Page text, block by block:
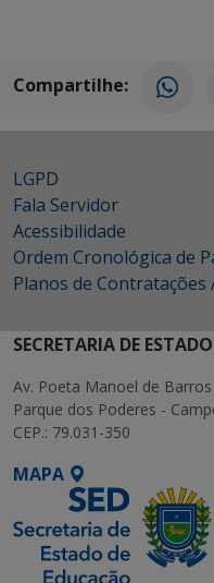
Compartilhe:
LGPD
Fala Servidor
Acessibilidade
Ordem Cronológica de
Planos de Contratações
SECRETARIA DE
Av. Poeta Manoel de
Parque dos Poderes -
CEP.: 79.031-350
MAPA